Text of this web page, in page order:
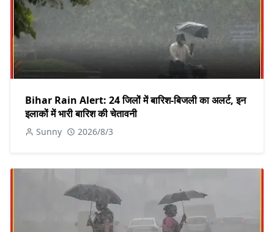
Bihar Rain Alert: 24 जिलों में बारिश-बिजली का अलर्ट, इन
इलाकों में भारी बारिश की चेतावनी
Sunny 2026/8/3